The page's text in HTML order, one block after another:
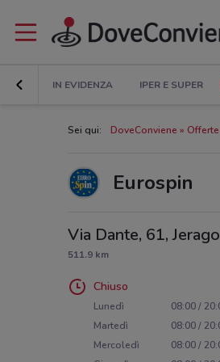
IN EVIDENZA IPER E SUPER
Sei qui: DoveConviene
Eurospin
Via Dante, 61, Jerago
511.9 km
Chiuso
Lunedì
08:00 /
Martedì
08:00 /
Mercoledì
08:00 /